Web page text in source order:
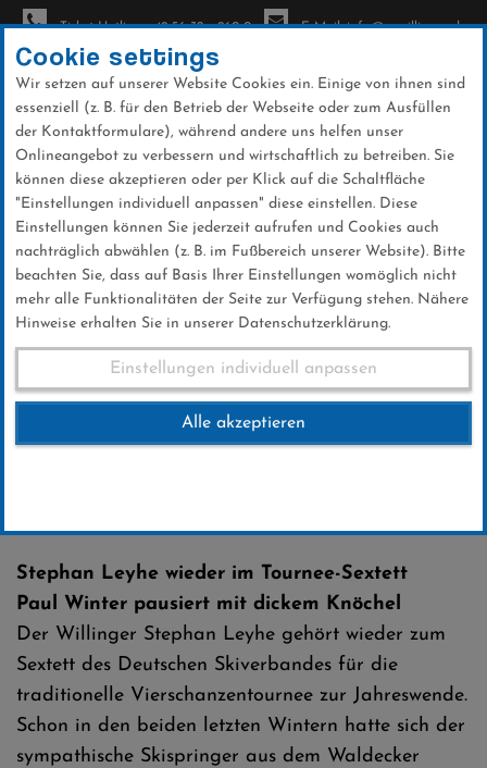
Direkt
zum
Inhalt
Ticket-Hotline: +49 56 32 - 960-0 E-Mail: info@sc-willingen.de
News
4-Schanzentournee
26 .Dezember 2016
Stephan Leyhe wieder im Tournee-Sextett
Paul Winter pausiert mit dickem Knöchel
Der Willinger Stephan Leyhe gehört wieder zum
Sextett des Deutschen Skiverbandes für die
traditionelle Vierschanzentournee zur Jahreswende.
Schon in den beiden letzten Wintern hatte sich der
sympathische Skispringer aus dem Waldecker
Cookie settings
Wir setzen auf unserer Website Cookies ein. Einige von ihnen sind
essenziell (z. B. für den Betrieb der Webseite oder zum Ausfüllen
der Kontaktformulare), während andere uns helfen unser
Onlineangebot zu verbessern und wirtschaftlich zu betreiben. Sie
können diese akzeptieren oder per Klick auf die Schaltfläche
"Einstellungen individuell anpassen" diese einstellen. Diese
Einstellungen können Sie jederzeit aufrufen und Cookies auch
nachträglich abwählen (z. B. im Fußbereich unserer Website). Bitte
beachten Sie, dass auf Basis Ihrer Einstellungen womöglich nicht
mehr alle Funktionalitäten der Seite zur Verfügung stehen. Nähere
Hinweise erhalten Sie in unserer Datenschutzerklärung.
Einstellungen individuell anpassen
Alle akzeptieren